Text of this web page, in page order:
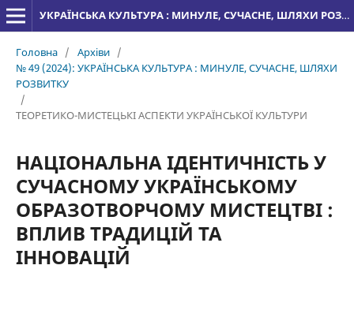
УКРАЇНСЬКА КУЛЬТУРА : МИНУЛЕ, СУЧАСНЕ, ШЛЯХИ РОЗВИТКУ
Головна / Архіви /
№ 49 (2024): УКРАЇНСЬКА КУЛЬТУРА : МИНУЛЕ, СУЧАСНЕ, ШЛЯХИ
РОЗВИТКУ
/
ТЕОРЕТИКО-МИСТЕЦЬКІ АСПЕКТИ УКРАЇНСЬКОЇ КУЛЬТУРИ
НАЦІОНАЛЬНА ІДЕНТИЧНІСТЬ У
СУЧАСНОМУ УКРАЇНСЬКОМУ
ОБРАЗОТВОРЧОМУ МИСТЕЦТВІ :
ВПЛИВ ТРАДИЦІЙ ТА
ІННОВАЦІЙ